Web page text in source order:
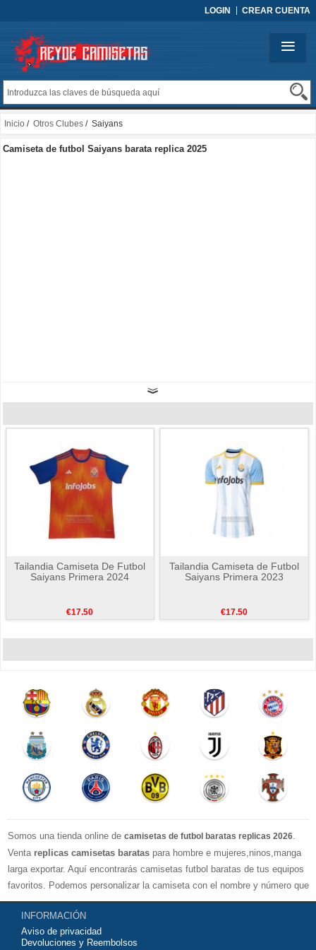
LOGIN CREAR CUENTA
Inicio / Otros Clubes / Saiyans
Camiseta de futbol Saiyans barata replica 2025
Tailandia Camiseta De Futbol
Saiyans Primera 2024
€17.50
Tailandia Camiseta de Futbol
Saiyans Primera 2023
€17.50
Somos una tienda online de camisetas de futbol baratas replicas 2026.
Venta replicas camisetas baratas para hombre e mujeres,ninos,manga
larga exportar. Aquí encontrarás camisetas futbol baratas de tus equipos
favoritos. Podemos personalizar la camiseta con el nombre y número que
quieras. Nuestrascamisetas de futbol replicasson de máxima calidad
tailandesa por lo que estamos convencidos que quedarás muy satisfecho
con ella. Estas camisetas tienen un tejido transpirable por lo que te
INFORMACIÓN
Aviso de privacidad
Devoluciones y Reembolsos